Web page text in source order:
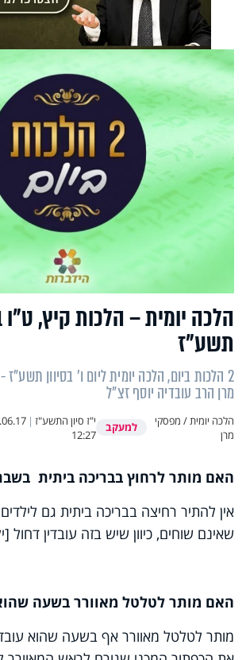
הלכה יומית – הלכות קיץ, ט"ו
תשע"ז
2 הלכות ביום, הלכה יומית ליום ו' בסיוון
מרן הרב עובדיה יוסף זצ"ל
הלכה יומית / מפסקי
מרן
למעקב י"ז סיון התשע"ז |
12:27
האם מותר לרחוץ בבריכה ביתית
אין להתיר רחיצה בבריכה ביתית גם
שאינם שוחים, כיוון שיש בזה עובדין דחול
האם מותר לטלטל מאוורר בשעה
מותר לטלטל מאוורר אף בשעה שהוא עובד